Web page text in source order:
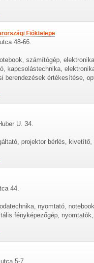
Fióktelepe
48-66.
számítógép,
kapcsolástechnika,
berendezések értékesítése,
U. 34.
projektor bérlés,
44.
nyomtató,
fényképezőgép,
5-7.